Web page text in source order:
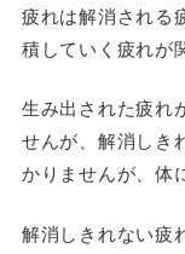
疲れは解消される
積していく疲れが
生み出された疲れ
せんが、解消しき
かりませんが、体
解消しきれない疲